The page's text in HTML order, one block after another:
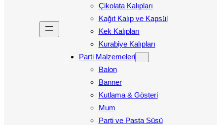
Çikolata Kalıpları
Kağıt Kalıp ve Kapsül
Kek Kalıpları
Kurabiye Kalıpları
Parti Malzemeleri
Balon
Banner
Kutlama & Gösteri
Mum
Parti ve Pasta Süsü